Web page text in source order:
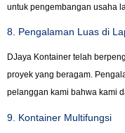
untuk pengembangan usaha
8. Pengalaman Luas di
DJaya Kontainer telah
proyek yang beragam.
pelanggan kami bahwa kami
9. Kontainer Multifungsi